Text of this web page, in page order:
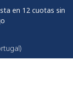
en 12 cuotas sin